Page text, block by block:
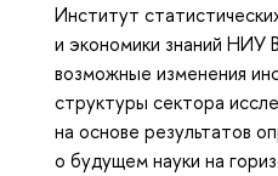
Институт
и экономики знаний НИУ
возможные изменения
структуры сектора
на основе результатов
о будущем науки на